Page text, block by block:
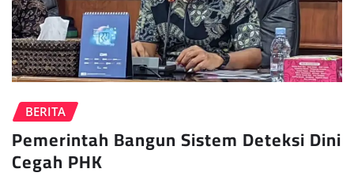
BERITA
Pemerintah Bangun Sistem Deteksi Dini
Cegah PHK